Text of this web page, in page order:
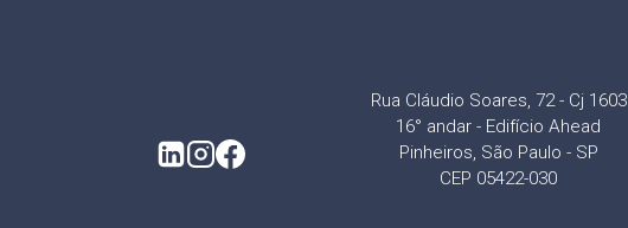
Rua Cláudio Soares, 72 - Cj 1603
16° andar - Edifício Ahead
Pinheiros, São Paulo - SP
CEP 05422-030